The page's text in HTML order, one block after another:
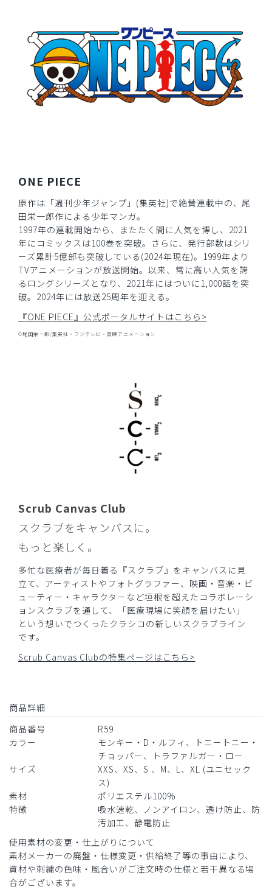
ご購入者様
購入確認済み
2026-04-10
年齢: 40代 身長:156-160cm 体重:61-65kg
サイズ感小さめ
大きめ
ストレッチ感
よく伸びる
伸びない
ご購入者様
購入確認済み
2026-02-19
年齢: 40代 身長:156-160cm
Mサイズでも良かったかも。
ップス(男女兼用)/トニートニー・チョッパー/S
​2 ​3
ONE PIECE
原作は「週刊少年ジャンプ」(集英社)で絶賛連載中の、尾
田栄一郎作による少年マンガ。
1997年の連載開始から、またたく間に人気を博し、2021
年にコミックスは100巻を突破。さらに、発行部数はシリ
ーズ累計5億部も突破している(2024年現在)。1999年より
TVアニメーションが放送開始。以来、常に高い人気を誇
るロングシリーズとなり、2021年にはついに1,000話を突
破。2024年には放送25周年を迎える。
『ONE PIECE』公式ポータルサイトはこちら>
©尾田栄一郎/集英社・フジテレビ・東映アニメーション
Scrub Canvas Club
スクラブをキャンバスに。
もっと楽しく。
多忙な医療者が毎日着る『スクラブ』をキャンバスに見
立て、アーティストやフォトグラファー、映画・音楽・ビ
ューティー・キャラクターなど垣根を超えたコラボレーシ
ョンスクラブを通して、「医療現場に笑顔を届けたい」
という想いでつくったクラシコの新しいスクラブライン
です。
Scrub Canvas Clubの特集ページはこちら>
商品詳細
商品番号
R59
カラー
モンキー・D・ルフィ、トニートニー・
チョッパー、トラファルガー・ロー
サイズ
XXS、XS、S 、M、L、XL (ユニセック
ス)
素材
ポリエステル100%
特徴
吸水速乾、ノンアイロン、透け防止、防
汚加工、静電防止
使用素材の変更・仕上がりについて
素材メーカーの廃盤・仕様変更・供給終了等の事由により、
資材や刺繍の色味・風合いがご注文時の仕様と若干異なる場
合がございます。